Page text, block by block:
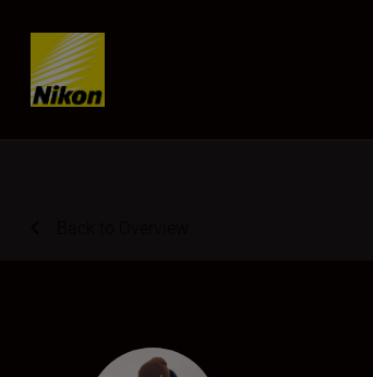
Skip content